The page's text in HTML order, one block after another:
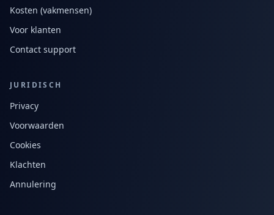
Kosten (vakmensen)
Voor klanten
Contact support
JURIDISCH
Privacy
Voorwaarden
Cookies
Klachten
Annulering